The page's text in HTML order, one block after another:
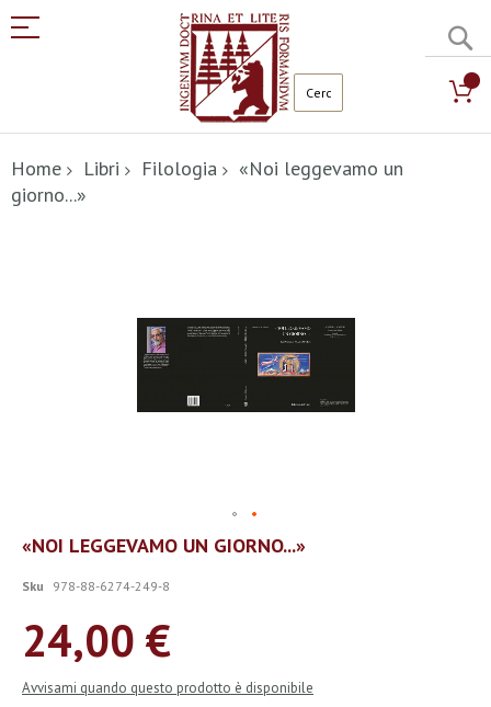
al
contenuto
Home Libri Filologia
«Noi leggevamo un
giorno...»
Vai
all'inizio
galleria
immagini
«NOI LEGGEVAMO UN GIORNO...»
Sku 978-88-6274-249-8
24,00 €
Avvisami quando questo prodotto è disponibile